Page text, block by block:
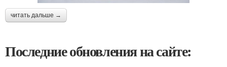
читать дальше →
Последние обновления на сайте: